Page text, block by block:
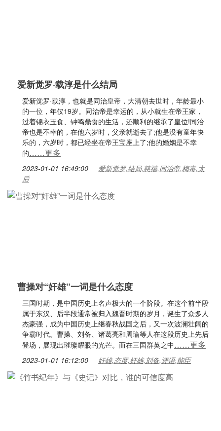
爱新觉罗·载淳是什么结局
爱新觉罗·载淳，也就是同治皇帝，大清朝去世时，年龄最小
的一位，年仅19岁。同治帝是幸运的，从小就生在帝王家，
过着锦衣玉食、钟鸣鼎食的生活，还顺利的继承了皇位!同治
帝也是不幸的，在他六岁时，父亲就逝去了;他是没有童年快
乐的，六岁时，都已经坐在帝王宝座上了;他的婚姻是不幸
的……更多
2023-01-01 16:49:00
爱新觉罗,结局,慈禧,同治帝,梅毒,太
后
曹操对“奸雄”一词是什么态度
三国时期，是中国历史上名声极大的一个阶段。在这个前半段
属于东汉、后半段通常被归入魏晋时期的岁月，诞生了众多人
杰豪强，成为中国历史上继春秋战国之后，又一次波澜壮阔的
争霸时代。曹操、刘备、诸葛亮和周瑜等人在这段历史上先后
登场，展现出璀璨耀眼的光芒。而在三国群英之中……更多
2023-01-01 16:12:00 奸雄,态度,奸雄,刘备,评语,能臣